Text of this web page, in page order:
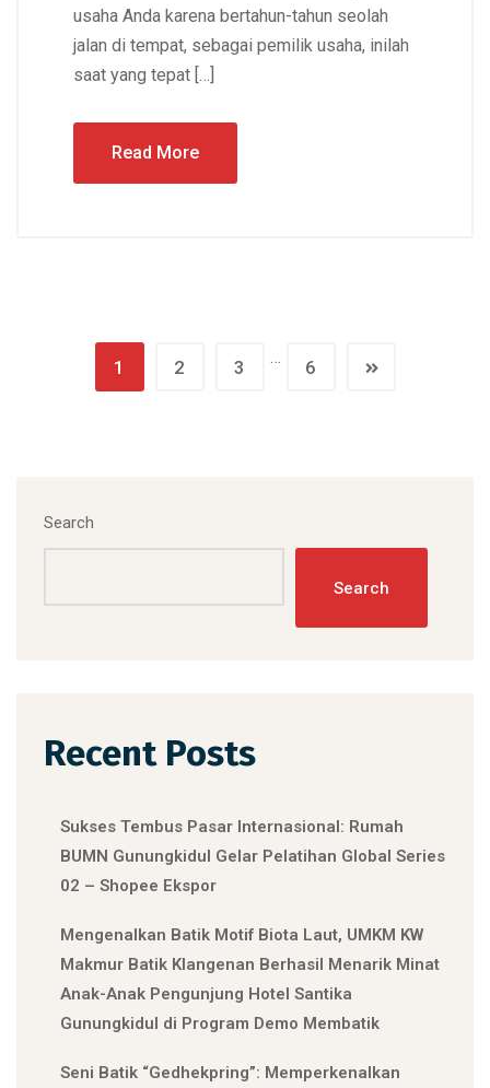
usaha Anda karena bertahun-tahun seolah
jalan di tempat, sebagai pemilik usaha, inilah
saat yang tepat […]
Read More
1 2 3 … 6
Search
Search
Recent Posts
Sukses Tembus Pasar Internasional: Rumah
BUMN Gunungkidul Gelar Pelatihan Global Series
02 – Shopee Ekspor
Mengenalkan Batik Motif Biota Laut, UMKM KW
Makmur Batik Klangenan Berhasil Menarik Minat
Anak-Anak Pengunjung Hotel Santika
Gunungkidul di Program Demo Membatik
Seni Batik “Gedhekpring”: Memperkenalkan